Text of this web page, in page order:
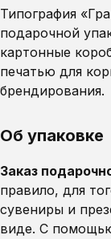
Типография
подарочной
картонные
печатью для
брендирования.
Об упаковке
Заказ
правило, для
сувениры и
виде. С